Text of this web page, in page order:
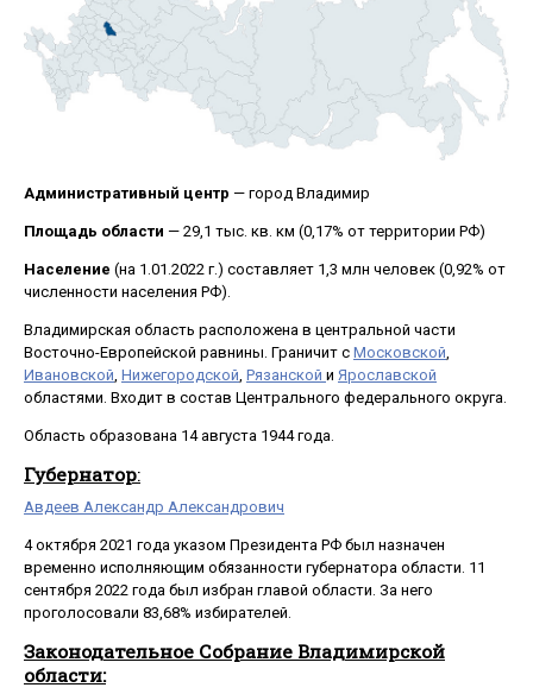
Административный центр — город Владимир
Площадь области — 29,1 тыс. кв. км (0,17% от территории РФ)
Население (на 1.01.2022 г.) составляет 1,3 млн человек (0,92% от
численности населения РФ).
Владимирская область расположена в центральной части
Восточно-Европейской равнины. Граничит с Московской,
Ивановской, Нижегородской, Рязанской и Ярославской
областями. Входит в состав Центрального федерального округа.
Область образована 14 августа 1944 года.
Губернатор:
Авдеев Александр Александрович
4 октября 2021 года указом Президента РФ был назначен
временно исполняющим обязанности губернатора области. 11
сентября 2022 года был избран главой области. За него
проголосовали 83,68% избирателей.
Законодательное Собрание Владимирской
области: